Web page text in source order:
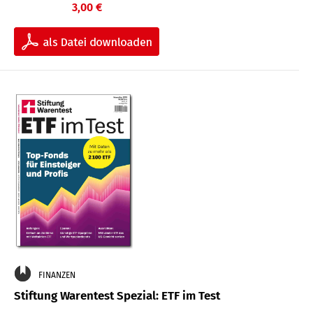
3,00 €
FINANZEN
Stiftung Warentest Spezial: ETF im Test